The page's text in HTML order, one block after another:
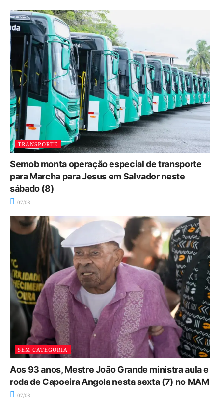
TRANSPORTE
Semob monta operação especial de transporte
para Marcha para Jesus em Salvador neste
sábado (8)
07/08
SEM CATEGORIA
Aos 93 anos, Mestre João Grande ministra aula e
roda de Capoeira Angola nesta sexta (7) no MAM
07/08